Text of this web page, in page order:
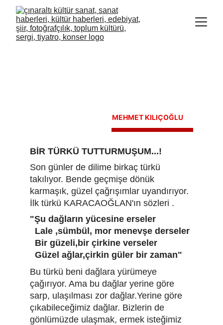
BİR TÜRKÜ TUTTURMUŞUM...!
Son günler de dilime birkaç türkü
takılıyor. Bende geçmişe dönük
karmaşık, güzel çağrışımlar uyandırıyor.
İlk türkü KARACAOĞLAN'ın sözleri .
"Şu dağların yücesine erseler
  Lale ,sümbül, mor menevşe derseler
  Bir güzeli,bir çirkine verseler
  Güzel ağlar,çirkin güler bir zaman"
Bu türkü beni dağlara yürümeye
çağırıyor. Ama bu dağlar yerine göre
sarp, ulaşılması zor dağlar.Yerine göre
çıkabileceğimiz dağlar. Bizlerin de
gönlümüzde ulaşmak, ermek isteğimiz
   MEHMET KILIÇOĞLU